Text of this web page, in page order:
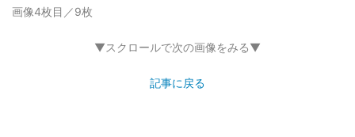
画像4枚目／9枚
▼スクロールで次の画像をみる▼
記事に戻る